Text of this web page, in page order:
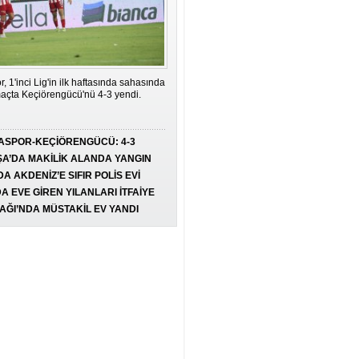
MÜTEDEYYİN MAHALLE VE
DAVUTOĞLU
TARIK ÇELENK
ATATÜRK’ÜN İZİNDE OTELLER
NİZAMETTİN ŞEN
HAYAT ŞİMDİ BAŞLIYOR:
ERTELEME, YAŞA!
DİLEK DEMİRKAN
ŞEYTANIN EN ŞIK ELBİSESİ:
MAKYAVELİZM
NADİRE SÖNMEZ
1'inci Lig'in ilk haftasında sahasında
Keçiörengücü'nü 4-3 yendi.
KEÇİÖRENGÜCÜ: 4-3
MAKİLİK ALANDA YANGIN
AKDENİZ’E SIFIR POLİS EVİ
AÇILIYOR
EVE GİREN YILANLARI İTFAİYE
MÜSTAKİL EV YANDI